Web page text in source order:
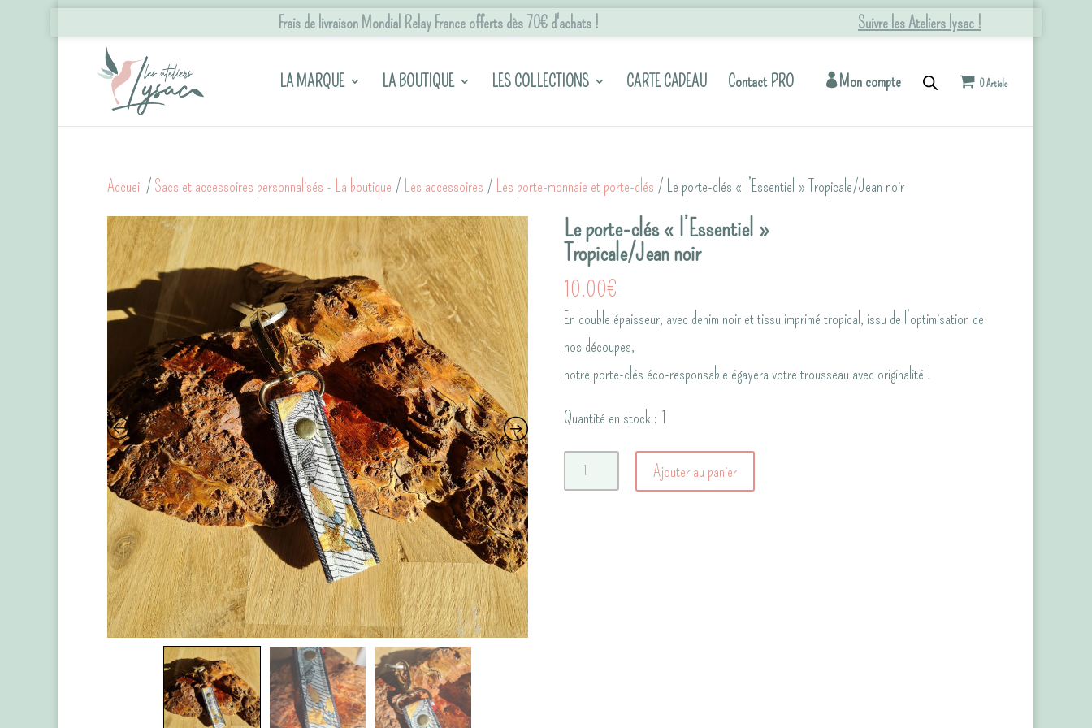
Frais de livraison Mondial Relay France offerts dès 70€ d'achats ! Suivre les Ateliers lysac !
LA MARQUE LA BOUTIQUE LES COLLECTIONS CARTE CADEAU Contact PRO Mon compte 0 Article
Accueil / Sacs et accessoires personnalisés - La boutique / Les accessoires / Les porte-monnaie et porte-clés / Le porte-clés « l’Essentiel » Tropicale/Jean noir
Le porte-clés « l’Essentiel »
Tropicale/Jean noir
10.00€
En double épaisseur, avec denim noir et tissu imprimé tropical, issu de l’optimisation de
nos découpes,
notre porte-clés éco-responsable égayera votre trousseau avec originalité !
Quantité en stock : 1
quantité
de
Ajouter au panier